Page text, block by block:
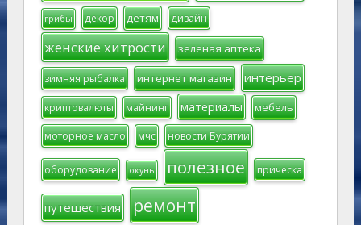
грибы декор детям дизайн
женские хитрости зеленая аптека
зимняя рыбалка интернет магазин интерьер
криптовалюты майнинг материалы мебель
моторное масло мчс новости Бурятии
оборудование окунь полезное прическа
путешествия ремонт